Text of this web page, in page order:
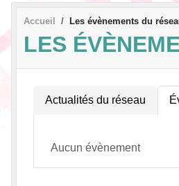
Accueil Les évènements du
LES
Actualités du réseau
Aucun évènement